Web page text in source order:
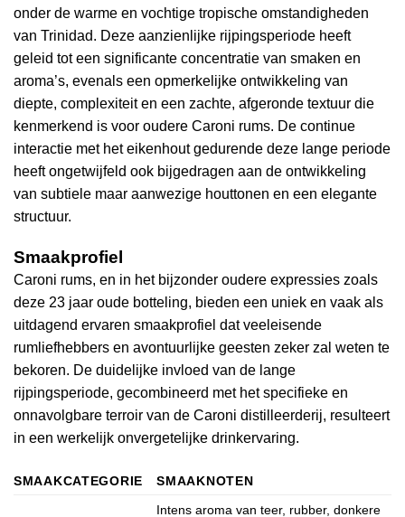
onder de warme en vochtige tropische omstandigheden
van Trinidad. Deze aanzienlijke rijpingsperiode heeft
geleid tot een significante concentratie van smaken en
aroma’s, evenals een opmerkelijke ontwikkeling van
diepte, complexiteit en een zachte, afgeronde textuur die
kenmerkend is voor oudere Caroni rums. De continue
interactie met het eikenhout gedurende deze lange periode
heeft ongetwijfeld ook bijgedragen aan de ontwikkeling
van subtiele maar aanwezige houttonen en een elegante
structuur.
Smaakprofiel
Caroni rums, en in het bijzonder oudere expressies zoals
deze 23 jaar oude botteling, bieden een uniek en vaak als
uitdagend ervaren smaakprofiel dat veeleisende
rumliefhebbers en avontuurlijke geesten zeker zal weten te
bekoren. De duidelijke invloed van de lange
rijpingsperiode, gecombineerd met het specifieke en
onnavolgbare terroir van de Caroni distilleerderij, resulteert
in een werkelijk onvergetelijke drinkervaring.
SMAAKCATEGORIE
SMAAKNOTEN
Intens aroma van teer, rubber, donkere